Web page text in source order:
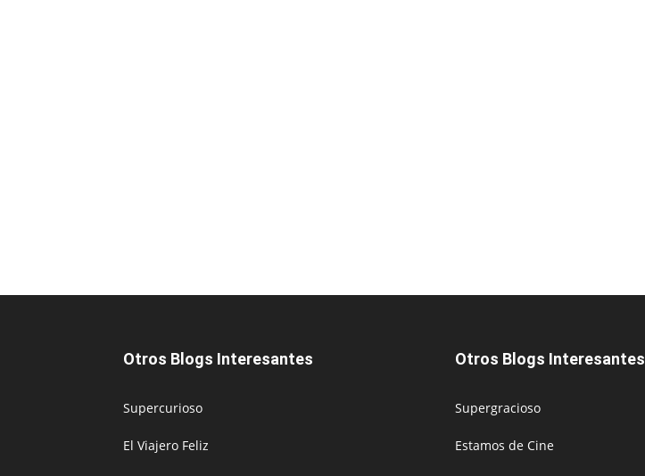
Otros Blogs Interesantes
Supercurioso
El Viajero Feliz
Otros Blogs Interesantes
Supergracioso
Estamos de Cine